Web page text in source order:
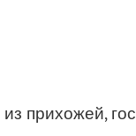
прихожей,